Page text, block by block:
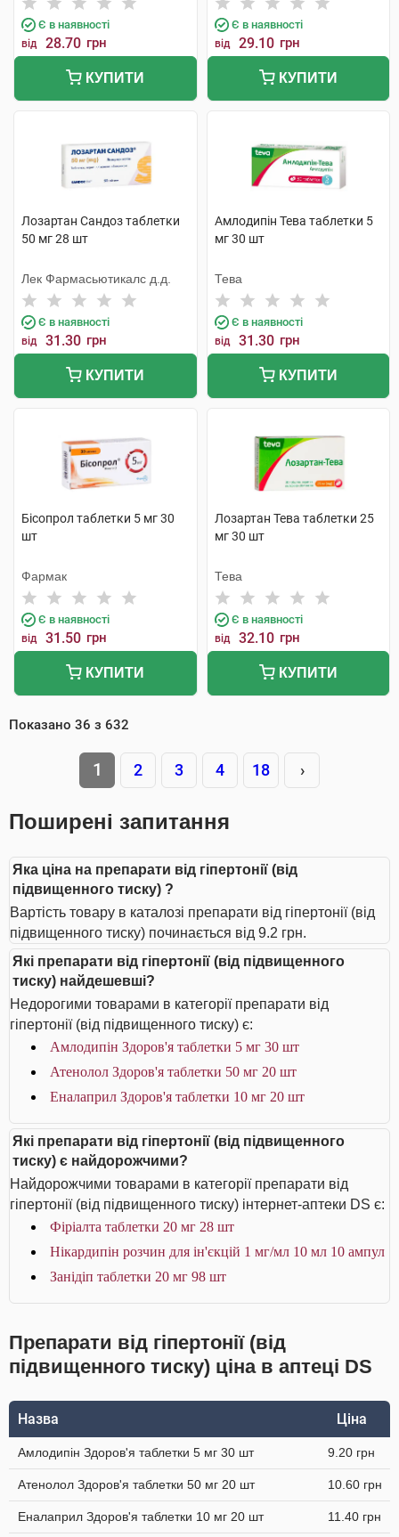
Є в наявності
від 28.70 грн
КУПИТИ
Є в наявності
від 29.10 грн
КУПИТИ
Лозартан Сандоз таблетки
50 мг 28 шт
Лек Фармасьютикалс д.д.
Є в наявності
від 31.30 грн
КУПИТИ
Амлодипін Тева таблетки 5
мг 30 шт
Тева
Є в наявності
від 31.30 грн
КУПИТИ
Бісопрол таблетки 5 мг 30
шт
Фармак
Є в наявності
від 31.50 грн
КУПИТИ
Лозартан Тева таблетки 25
мг 30 шт
Тева
Є в наявності
від 32.10 грн
КУПИТИ
Показано 36 з 632
1 2 3 4 18 ›
Поширені запитання
Яка ціна на препарати від гіпертонії (від
підвищенного тиску) ?
Вартість товару в каталозі препарати від гіпертонії (від
підвищенного тиску) починається від 9.2 грн.
Які препарати від гіпертонії (від підвищенного
тиску) найдешевші?
Недорогими товарами в категорії препарати від
гіпертонії (від підвищенного тиску) є:
Амлодипін Здоров'я таблетки 5 мг 30 шт
Атенолол Здоров'я таблетки 50 мг 20 шт
Еналаприл Здоров'я таблетки 10 мг 20 шт
Які препарати від гіпертонії (від підвищенного
тиску) є найдорожчими?
Найдорожчими товарами в категорії препарати від
гіпертонії (від підвищенного тиску) інтернет-аптеки DS є:
Фіріалта таблетки 20 мг 28 шт
Нікардипін розчин для ін'єкцій 1 мг/мл 10 мл 10 ампул
Занідіп таблетки 20 мг 98 шт
Препарати від гіпертонії (від
підвищенного тиску) ціна в аптеці DS
Назва Ціна
Амлодипін Здоров'я таблетки 5 мг 30 шт 9.20 грн
Атенолол Здоров'я таблетки 50 мг 20 шт 10.60 грн
Еналаприл Здоров'я таблетки 10 мг 20 шт 11.40 грн